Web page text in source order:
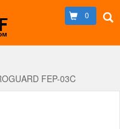
0
FEP-03C